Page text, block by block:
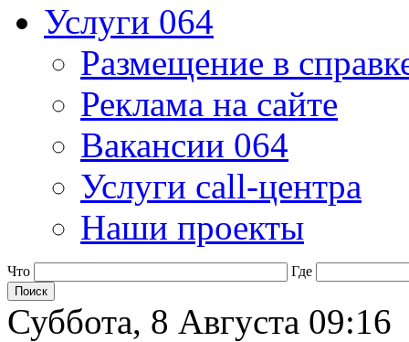
Услуги 064
Размещение в
Реклама на сайте
Вакансии 064
Услуги call-центра
Наши проекты
Что Где
Суббота, 8 Августа 09:16